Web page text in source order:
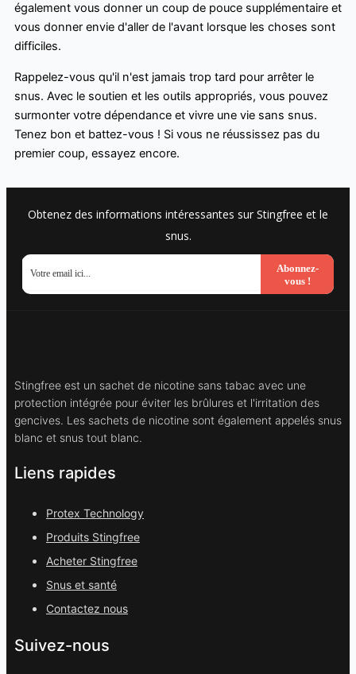
également vous donner un coup de pouce supplémentaire et
vous donner envie d'aller de l'avant lorsque les choses sont
difficiles.
Rappelez-vous qu'il n'est jamais trop tard pour arrêter le
snus. Avec le soutien et les outils appropriés, vous pouvez
surmonter votre dépendance et vivre une vie sans snus.
Tenez bon et battez-vous ! Si vous ne réussissez pas du
premier coup, essayez encore.
Obtenez des informations intéressantes sur Stingfree et le
snus.
Abonnez-
vous !
Stingfree est un sachet de nicotine sans tabac avec une
protection intégrée pour éviter les brûlures et l'irritation des
gencives. Les sachets de nicotine sont également appelés snus
blanc et snus tout blanc.
Liens rapides
Protex Technology
Produits Stingfree
Acheter Stingfree
Snus et santé
Contactez nous
Suivez-nous